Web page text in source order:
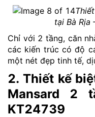
tại Bà Rịa
Chỉ với 2 tầng, căn
các kiến trúc có độ
một nét đẹp tinh tế,
2. Thiết kế
Mansard 2
KT24739